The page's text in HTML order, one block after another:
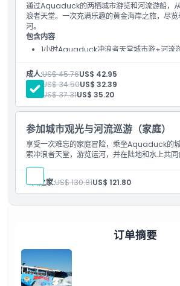
不适合
需要了解的事项
位置
如何兑换
取消政策
通过Aquaduck的两栖城市游览和河流游船，
浪者天堂。一次充满乐趣的黄金海岸之旅，尽
河。
包含内容
1小时Aquaduck冲浪者天堂城市游+河流游
成人:US$ 45.76US$ 42.95
儿童: US$ 34.50US$ 32.39
学生:
US$ 37.31US$ 35.20
参加城市观光与河流巡游（家庭）
享受一次难忘的家庭冒险，乘坐Aquaduck的
索冲浪者天堂，游览运河，并在陆地和水上共同
4口之家:US$ 130.81US$ 121.80
订单摘要